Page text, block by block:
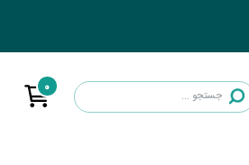
0